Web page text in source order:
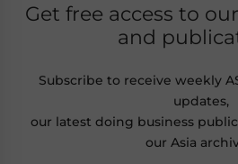
Get free access to
and
Subscribe to receive weekly
updates,
our latest doing business
our Asia